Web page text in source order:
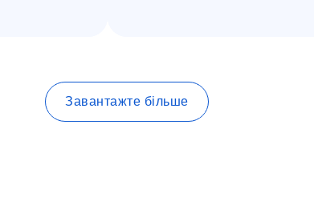
Завантажте більше